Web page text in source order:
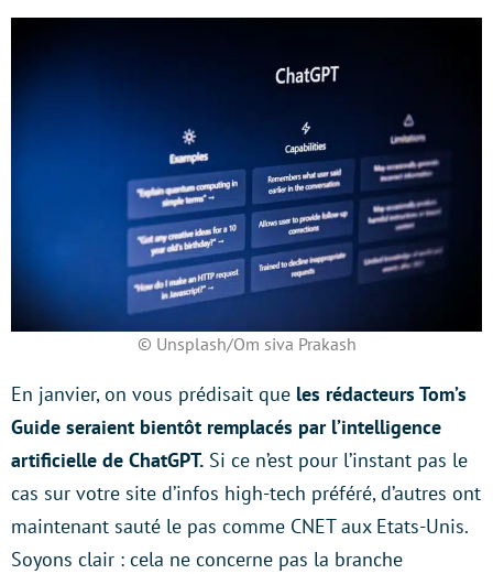
© Unsplash/Om siva Prakash
En janvier, on vous prédisait que les rédacteurs Tom’s
Guide seraient bientôt remplacés par l’intelligence
artificielle de ChatGPT. Si ce n’est pour l’instant pas le
cas sur votre site d’infos high-tech préféré, d’autres ont
maintenant sauté le pas comme CNET aux Etats-Unis.
Soyons clair : cela ne concerne pas la branche